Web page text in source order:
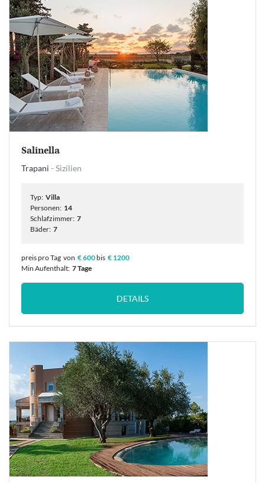
Salinella
Trapani - Sizilien
Typ: Villa
Personen: 14
Schlafzimmer: 7
Bäder: 7
preis pro Tag von € 600 bis € 1200
Min Aufenthalt: 7 Tage
DETAILS